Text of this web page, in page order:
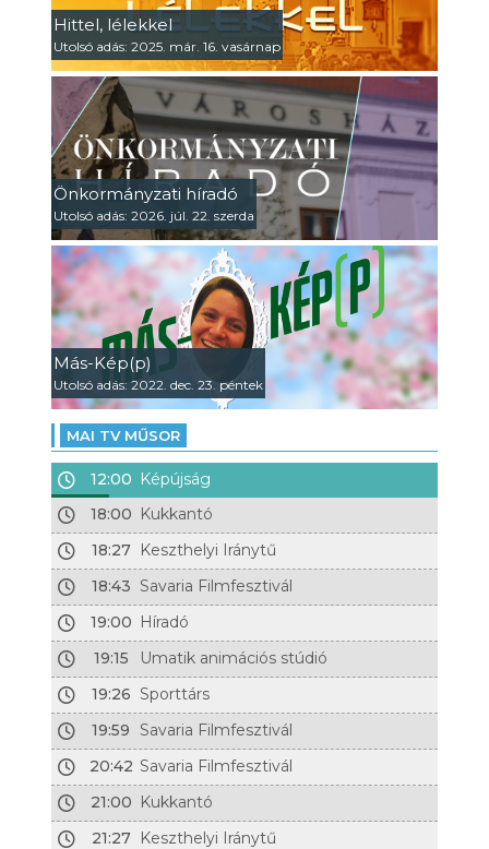
Hittel, lélekkel
Utolsó adás: 2025. már. 16. vasárnap
Önkormányzati híradó
Utolsó adás: 2026. júl. 22. szerda
Más-Kép(p)
Utolsó adás: 2022. dec. 23. péntek
MAI TV MŰSOR
12:00 Képújság
18:00 Kukkantó
18:27 Keszthelyi Iránytű
18:43 Savaria Filmfesztivál
19:00 Híradó
19:15
Umatik animációs stúdió
19:26 Sporttárs
19:59
Savaria Filmfesztivál
20:42 Savaria Filmfesztivál
21:00 Kukkantó
21:27 Keszthelyi Iránytű